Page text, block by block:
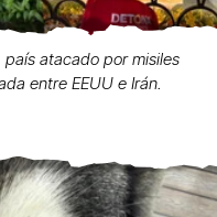
atacado por misiles
entre EEUU e Irán.